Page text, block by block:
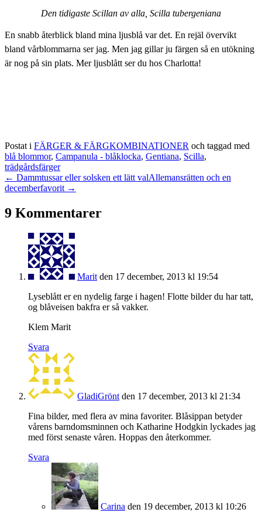
Den tidigaste Scillan av alla, Scilla tubergeniana
En snabb återblick bland mina ljusblå var det. En rejäl övervikt
bland vårblommarna ser jag. Men jag gillar ju färgen så en utökning
är nog på sin plats. Mer ljusblått ser du hos Charlotta!
Postat i FÄRGER & FÄRGKOMBINATIONER och taggad med
blå blommor, Campanula - blåklocka, Gentiana, Scilla,
trädgårdsfärger
← Dammtussar eller solsken ett lätt valAllemansrätten och en
decemberfavorit →
9 Kommentarer
Marit den 17 december, 2013 kl 19:54
Lyseblått er en nydelig farge i hagen! Flotte bilder du har tatt,
og blåveisen bakfra er så vakker.
Klem Marit
Svara
GladiGrönt den 17 december, 2013 kl 21:34
Fina bilder, med flera av mina favoriter. Blåsippan betyder
vårens barndomsminnen och Katharine Hodgkin lyckades jag
med först senaste våren. Hoppas den återkommer.
Svara
Carina den 19 december, 2013 kl 10:26